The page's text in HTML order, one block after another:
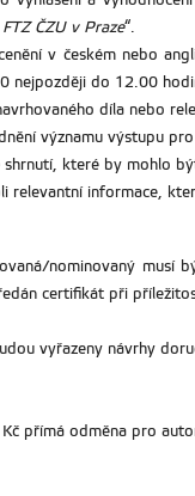
ČZU v Praze“.
v českém nebo
nejpozději do 12.00
díla nebo
významu výstupu
shrnutí, které by mohlo
relevantní informace,
nominovaný musí
certifikát při
vyřazeny návrhy
přímá odměna pro